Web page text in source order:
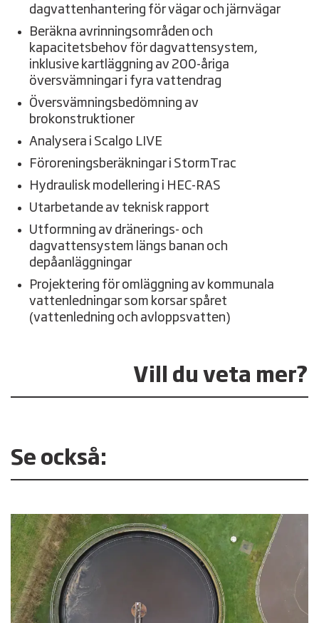
dagvattenhantering för vägar och järnvägar
Beräkna avrinningsområden och
kapacitetsbehov för dagvattensystem,
inklusive kartläggning av 200-åriga
översvämningar i fyra vattendrag
Översvämningsbedömning av
brokonstruktioner
Analysera i Scalgo LIVE
Föroreningsberäkningar i StormTrac
Hydraulisk modellering i HEC-RAS
Utarbetande av teknisk rapport
Utformning av dränerings- och
dagvattensystem längs banan och
depåanläggningar
Projektering för omläggning av kommunala
vattenledningar som korsar spåret
(vattenledning och avloppsvatten)
Vill du veta mer?
Se också: